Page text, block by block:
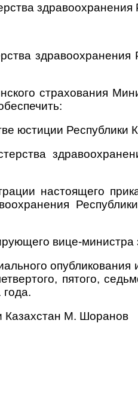
здравоохранения
страхования
юстиции Республики
настоящего
вице-
пятого,
Казахстан М. Шоранов